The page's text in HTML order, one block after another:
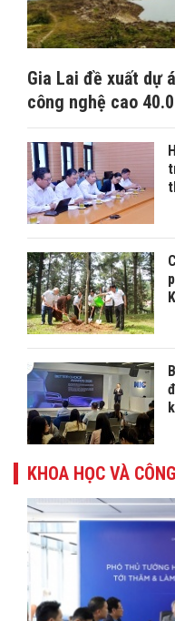
Gia Lai đề xuất dự
công nghệ cao
KHOA HỌC VÀ